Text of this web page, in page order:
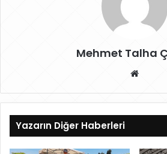
Mehmet Talha
sit
esi
Yazarın Diğer Haberleri